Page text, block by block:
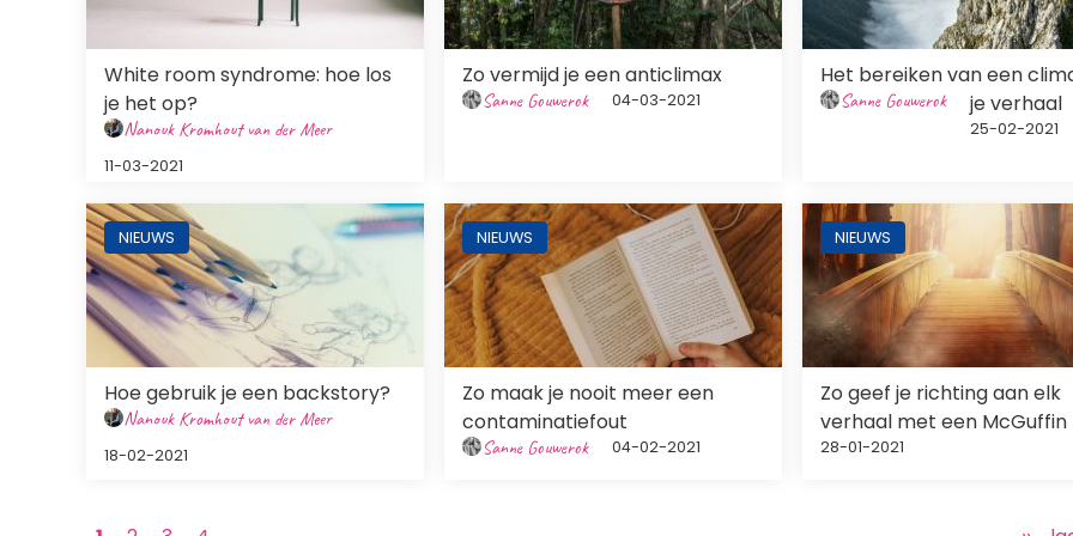
White room syndrome: hoe los
je het op?
Nanouk Kromhout van der Meer
11-03-2021
Zo vermijd je een anticlimax
Sanne Gouwerok 04-03-2021
Het bereiken van een
je verhaal
Sanne Gouwerok
25-02-2021
NIEUWS
Afbeelding
Hoe gebruik je een backstory?
Nanouk Kromhout van der Meer
18-02-2021
NIEUWS
Afbeelding
Zo maak je nooit meer een
contaminatiefout
Sanne Gouwerok 04-02-2021
NIEUWS
Afbeelding
Zo geef je richting aan elk
verhaal met een McGuffin
28-01-2021